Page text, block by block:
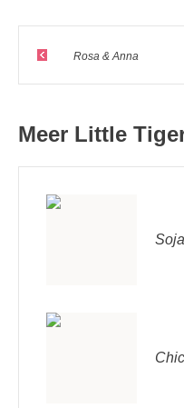
Rosa & Anna
Meer Little
Soja